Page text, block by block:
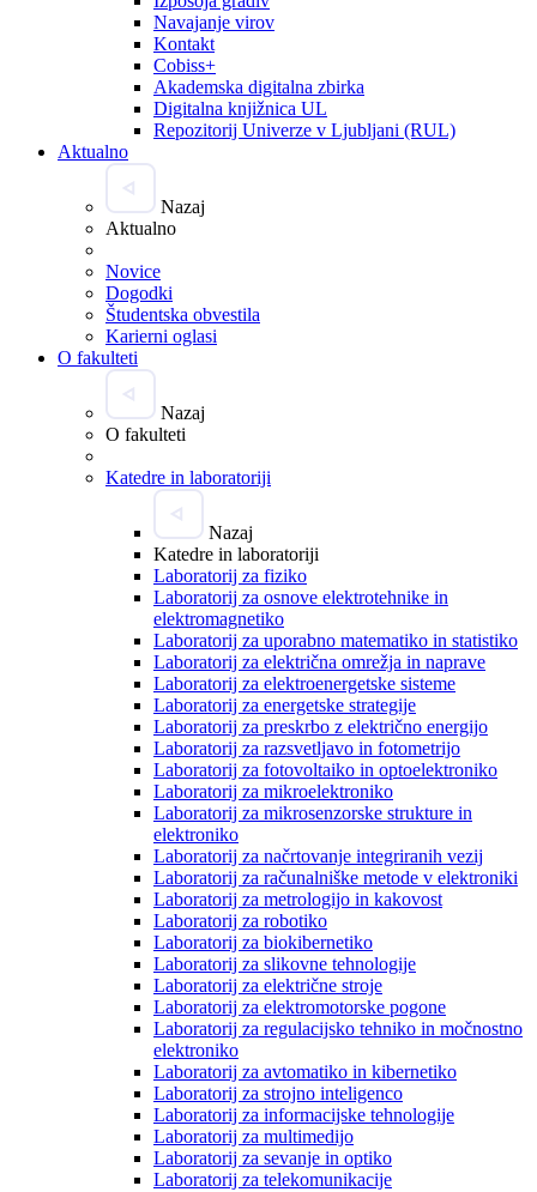
Navajanje virov
Kontakt
Cobiss+
Akademska digitalna zbirka
Digitalna knjižnica UL
Repozitorij Univerze v Ljubljani (RUL)
Aktualno
Nazaj
Aktualno
Novice
Dogodki
Študentska obvestila
Karierni oglasi
O fakulteti
Nazaj
O fakulteti
Katedre in laboratoriji
Nazaj
Katedre in laboratoriji
Laboratorij za fiziko
Laboratorij za osnove elektrotehnike in
elektromagnetiko
Laboratorij za uporabno matematiko in statistiko
Laboratorij za električna omrežja in naprave
Laboratorij za elektroenergetske sisteme
Laboratorij za energetske strategije
Laboratorij za preskrbo z električno energijo
Laboratorij za razsvetljavo in fotometrijo
Laboratorij za fotovoltaiko in optoelektroniko
Laboratorij za mikroelektroniko
Laboratorij za mikrosenzorske strukture in
elektroniko
Laboratorij za načrtovanje integriranih vezij
Laboratorij za računalniške metode v elektroniki
Laboratorij za metrologijo in kakovost
Laboratorij za robotiko
Laboratorij za biokibernetiko
Laboratorij za slikovne tehnologije
Laboratorij za električne stroje
Laboratorij za elektromotorske pogone
Laboratorij za regulacijsko tehniko in močnostno
elektroniko
Laboratorij za avtomatiko in kibernetiko
Laboratorij za strojno inteligenco
Laboratorij za informacijske tehnologije
Laboratorij za multimedijo
Laboratorij za sevanje in optiko
Laboratorij za telekomunikacije